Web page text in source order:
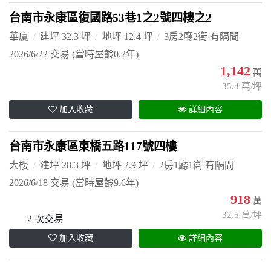
台南市永康區復國路53巷1之2號四樓之2
華廈 建坪 32.3 坪 地坪 12.4 坪
3房2廳2衛 有隔間
2026/6/22 交易 (當時屋齡0.2年)
1,142 萬
35.4 萬/坪
加入收藏 詳細內容
台南市永康區東橋五路117號四樓
大樓 建坪 28.3 坪 地坪 2.9 坪
2房1廳1衛 有隔間
2026/6/18 交易 (當時屋齡9.6年)
2 次交易
918 萬
32.5 萬/坪
加入收藏 詳細內容